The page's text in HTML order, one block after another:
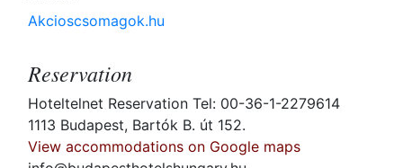
Akcioscsomagok.hu
Reservation
Hoteltelnet Reservation Tel: 00-36-1-2279614
1113 Budapest, Bartók B. út 152.
View accommodations on Google maps